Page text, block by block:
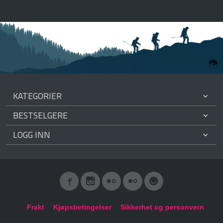
KATEGORIER
BESTSELGERE
LOGG INN
Frakt Kjøpsbetingelser Sikkerhet og personvern